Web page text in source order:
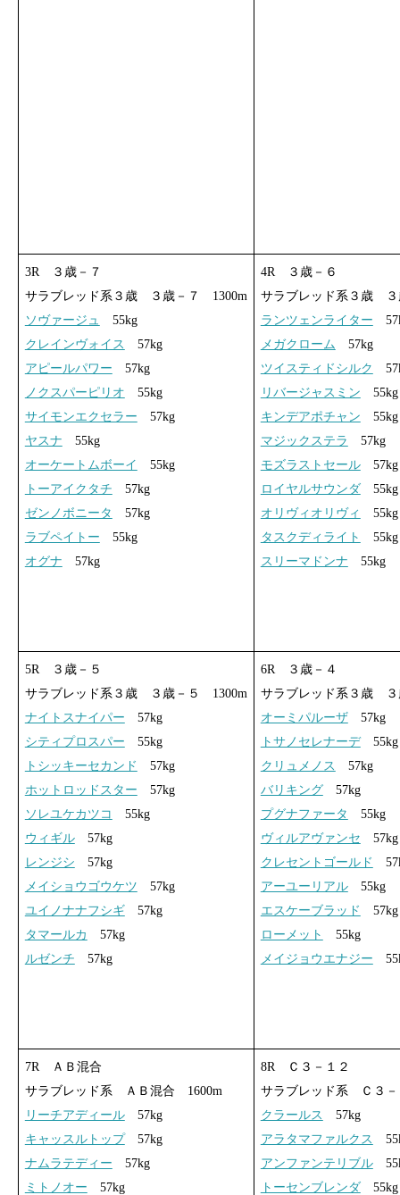
3R ３歳－７
サラブレッド系３歳 ３歳－７ 1300m
ソヴァージュ
55kg
クレインヴォイス
57kg
アピールパワー 57kg
ノクスパーピリオ 55kg
サイモンエクセラー 57kg
ヤスナ 55kg
オーケートムボーイ
55kg
トーアイクタチ 57kg
ゼンノボニータ
57kg
ラブペイトー 55kg
オグナ 57kg
4R ３歳－６
サラブレッド系３歳
ランツェンライター
メガクローム 57kg
ツイスティドシルク
リバージャスミン 55kg
キンデアポチャン 55kg
マジックステラ
57kg
モズラストセール57kg
ロイヤルサウンダ55kg
オリヴィオリヴィ
55kg
タスクディライト
55kg
スリーマドンナ 55kg
5R ３歳－５
サラブレッド系３歳 ３歳－５ 1300m
ナイトスナイパー 57kg
シティプロスパー 55kg
トシッキーセカンド
57kg
ホットロッドスター 57kg
ソレユケカツコ
55kg
ウィギル57kg
レンジシ 57kg
メイショウゴウケツ 57kg
ユイノナナフシギ57kg
タマールカ
57kg
ルゼンチ 57kg
6R ３歳－４
サラブレッド系３歳
オーミパルーザ57kg
トサノセレナーデ55kg
クリュメノス
57kg
バリキング57kg
プグナファータ
55kg
ヴィルアヴァンセ 57kg
クレセントゴールド
アーユーリアル55kg
エスケーブラッド
57kg
ローメット
55kg
メイジョウエナジー
7R ＡＢ混合
サラブレッド系 ＡＢ混合 1600m
リーチアディール57kg
キャッスルトップ57kg
ナムラテディー 57kg
ミトノオー 57kg
8R Ｃ３－１２
サラブレッド系 Ｃ３
クラールス
57kg
アラタマファルクス
アンファンテリブル
トーセンブレンダ55kg